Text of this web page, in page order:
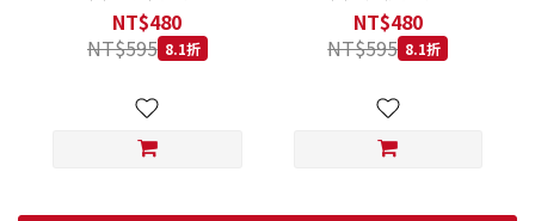
低穀鱈魚甜橙 小顆粒 800G
NT$480
NT$595 8.1折
羊肉藍莓 小顆粒 800G
NT$480
NT$595 8.1折